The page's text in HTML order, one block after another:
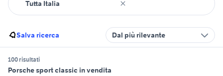
Salva ricerca Dal più rilevante
100 risultati
Porsche sport classic in vendita